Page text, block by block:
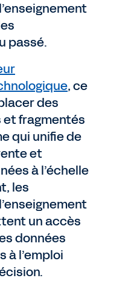
passé.
, ce
des
fragmentés
qui unifie de
et
à l’échelle
les
un accès
données
à l’emploi